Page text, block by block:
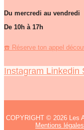
Du mercredi au vendredi
De 10h à 17h
☎️ Réserve ton appel
Instagram Linkedin
COPYRIGHT © 2026 Les
Mentions